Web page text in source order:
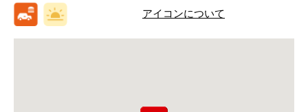
アイコンについて